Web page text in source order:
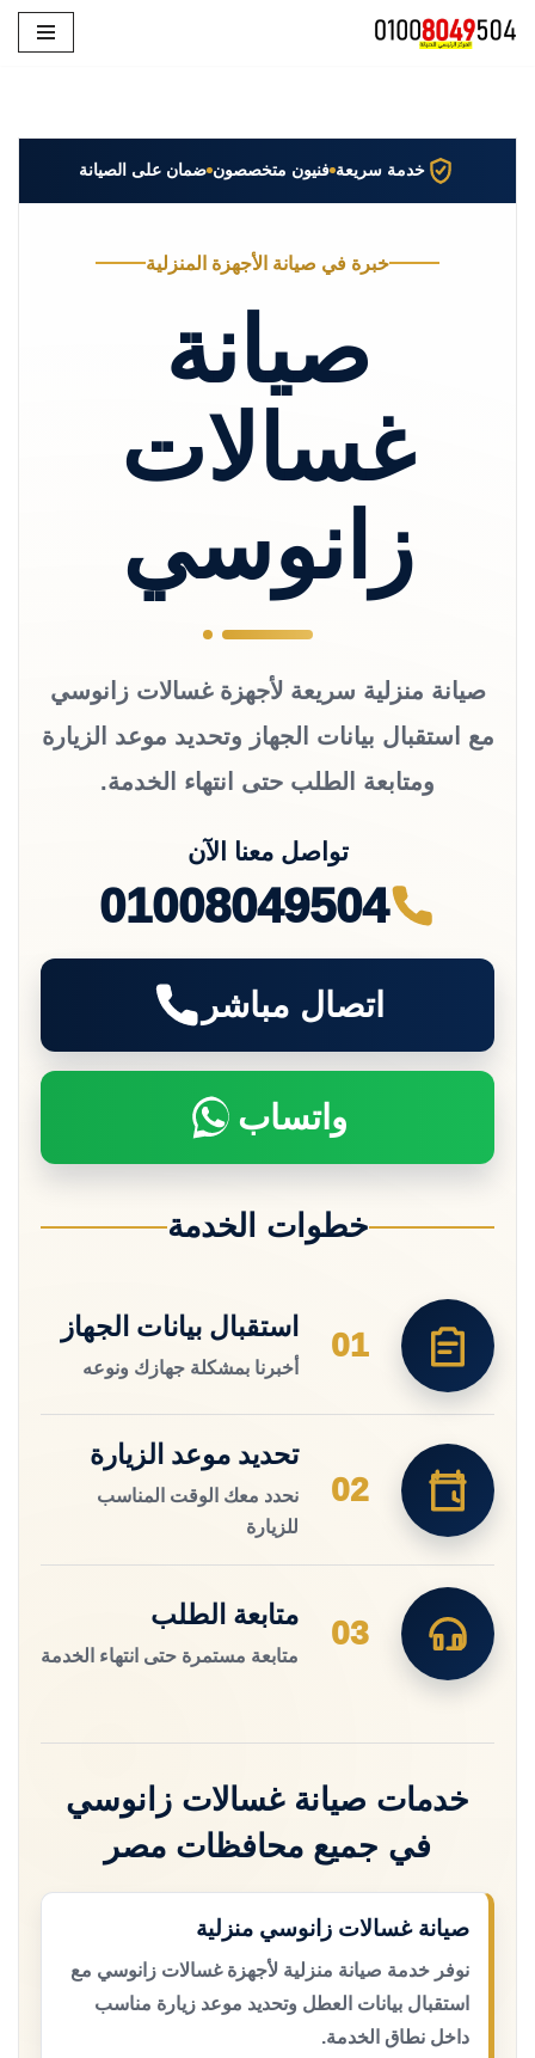
خدمة سريعة فنيون متخصصون ضمان على الصيانة
خبرة في صيانة الأجهزة المنزلية
صيانة
غسالات
زانوسي
صيانة منزلية سريعة لأجهزة غسالات زانوسي
مع استقبال بيانات الجهاز وتحديد موعد الزيارة
ومتابعة الطلب حتى انتهاء الخدمة.
تواصل معنا الآن
01008049504
اتصال مباشر
واتساب
خطوات الخدمة
01
استقبال بيانات الجهاز
أخبرنا بمشكلة جهازك ونوعه
02
تحديد موعد الزيارة
نحدد معك الوقت المناسب
للزيارة
03
متابعة الطلب
متابعة مستمرة حتى انتهاء الخدمة
خدمات صيانة غسالات زانوسي
في جميع محافظات مصر
صيانة غسالات زانوسي منزلية
نوفر خدمة صيانة منزلية لأجهزة غسالات زانوسي مع
استقبال بيانات العطل وتحديد موعد زيارة مناسب
داخل نطاق الخدمة.